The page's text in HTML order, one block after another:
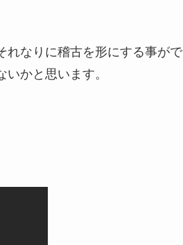
れなりに稽古を形にする事がで
かと思います。